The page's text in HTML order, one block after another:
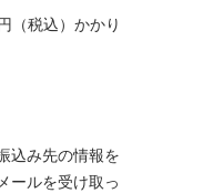
（税込）かかり
込み先の情報を
ールを受け取っ